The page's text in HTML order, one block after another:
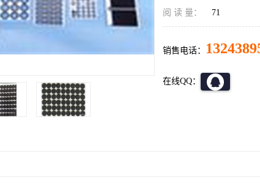
阅 读 量： 71
销售电话：
在线QQ：